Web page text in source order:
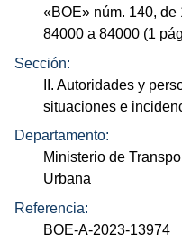
«BOE» núm. 140, de
84000 a 84000 (1
Sección:
II. Autoridades y
situaciones e
Departamento:
Ministerio de
Urbana
Referencia:
BOE-A-2023-13974